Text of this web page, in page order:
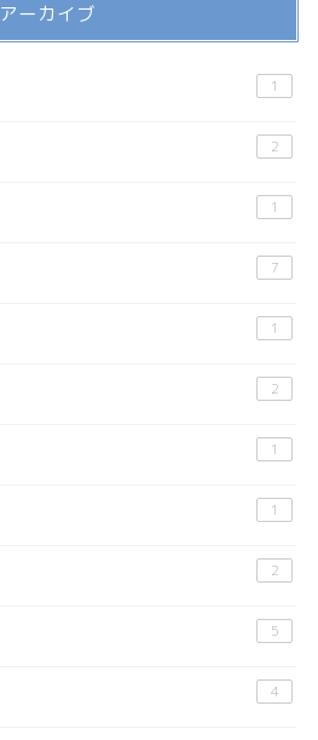
アーカイブ
1
2
1
7
1
2
1
1
2
5
4